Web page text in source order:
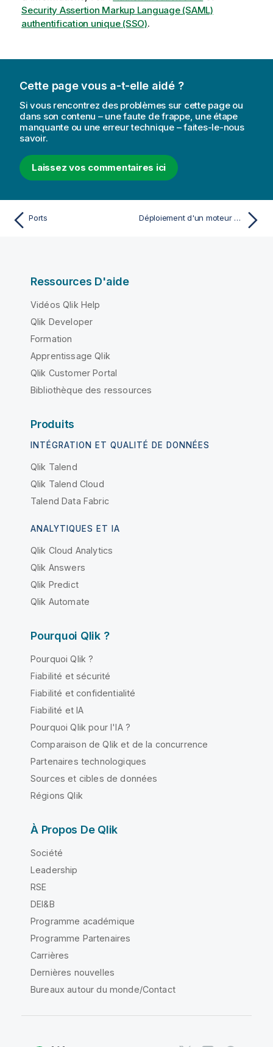
Security Assertion Markup Language (SAML)
authentification unique (SSO).
Cette page vous a-t-elle aidé ?
Si vous rencontrez des problèmes sur cette page ou
dans son contenu – une faute de frappe, une étape
manquante ou une erreur technique – faites-le-nous
savoir.
Laissez vos commentaires ici
Ports Déploiement d'un moteur unique
Ressources D'aide
Vidéos Qlik Help
Qlik Developer
Formation
Apprentissage Qlik
Qlik Customer Portal
Bibliothèque des ressources
Produits
INTÉGRATION ET QUALITÉ DE DONNÉES
Qlik Talend
Qlik Talend Cloud
Talend Data Fabric
ANALYTIQUES ET IA
Qlik Cloud Analytics
Qlik Answers
Qlik Predict
Qlik Automate
Pourquoi Qlik ?
Pourquoi Qlik ?
Fiabilité et sécurité
Fiabilité et confidentialité
Fiabilité et IA
Pourquoi Qlik pour l'IA ?
Comparaison de Qlik et de la concurrence
Partenaires technologiques
Sources et cibles de données
Régions Qlik
À Propos De Qlik
Société
Leadership
RSE
DEI&B
Programme académique
Programme Partenaires
Carrières
Dernières nouvelles
Bureaux autour du monde/Contact